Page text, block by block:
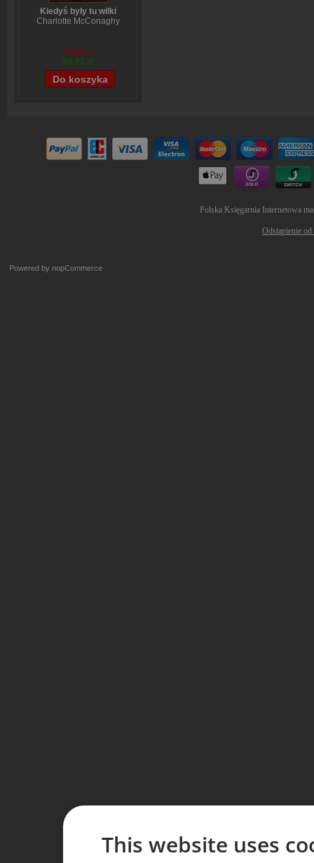
Kiedyś były tu wilki
Charlotte McConaghy
75,89 zł
60,91 zł
Polska Księgarnia Internetowa
Odstąpienie
Powered by nopCommerce
This website uses